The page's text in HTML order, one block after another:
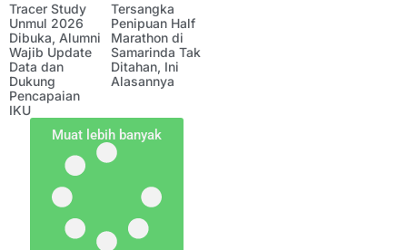
Tracer Study
Unmul 2026
Dibuka, Alumni
Wajib Update
Data dan
Dukung
Pencapaian
IKU
Tersangka
Penipuan Half
Marathon di
Samarinda Tak
Ditahan, Ini
Alasannya
Muat lebih banyak